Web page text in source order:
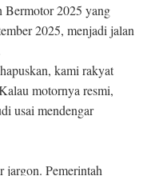
Bermotor 2025 yang
2025, menjadi jalan
kami rakyat
motornya resmi,
usai mendengar
jargon. Pemerintah